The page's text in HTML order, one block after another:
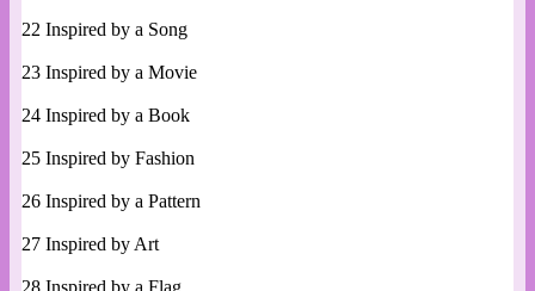
22 Inspired by a Song
23 Inspired by a Movie
24 Inspired by a Book
25 Inspired by Fashion
26 Inspired by a Pattern
27 Inspired by Art